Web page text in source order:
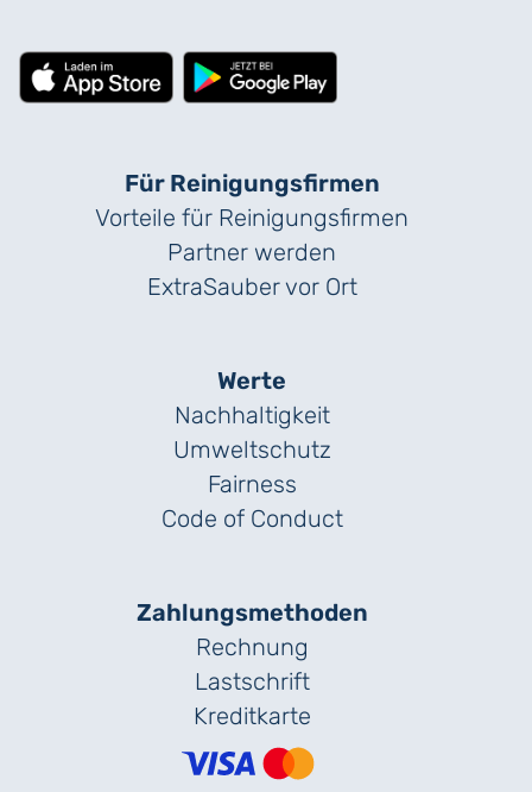
Für Reinigungs­firmen
Vorteile für Reinigungs­firmen
Partner werden
ExtraSauber vor Ort
Werte
Nachhaltigkeit
Umweltschutz
Fairness
Code of Conduct
Zahlungs­methoden
Rechnung
Lastschrift
Kreditkarte